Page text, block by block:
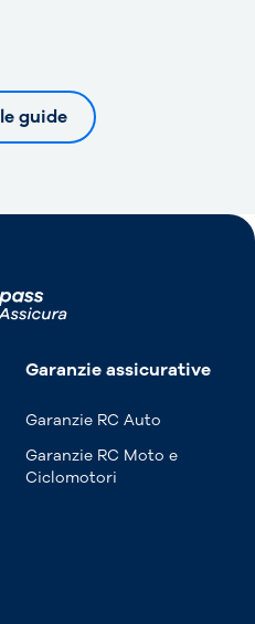
guide
Garanzie assicurative
Garanzie RC Auto
Garanzie RC Moto e
Ciclomotori